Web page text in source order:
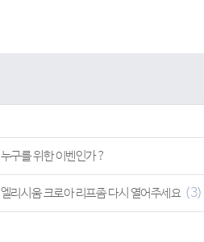
누구를 위한 이벤인가 ?
엘리시움 크로아 리프좀 다시 열어주세요 (3)